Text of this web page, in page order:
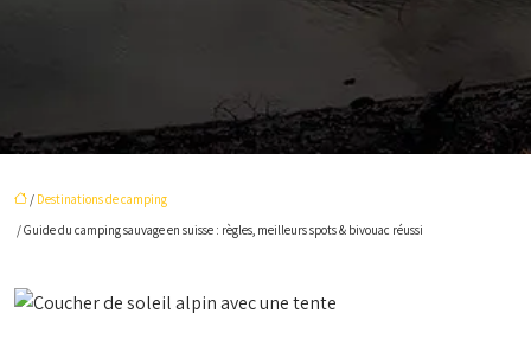
/ Destinations de camping
/ Guide du camping sauvage en suisse : règles, meilleurs spots & bivouac réussi